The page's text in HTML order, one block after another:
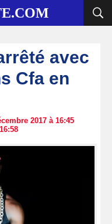
avec
Cfa en
2017 à 16:45